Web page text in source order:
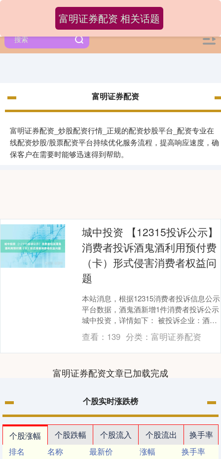
富明证券配资
富明证券配资_炒股配资行情_正规的配资炒股平台_配资专业在
线配资炒股/股票配资平台持续优化服务流程，提高响应速度，确
保客户在需要时能够迅速得到帮助。
富明证券配资 相关话题
城中投资 【12315投诉公示】
消费者投诉酒鬼酒利用预付费
（卡）形式侵害消费者权益问
题
本站消息，根据12315消费者投诉信息公示
平台数据，酒鬼酒新增1件消费者投诉公示
城中投资，详情如下： 被投诉企业：酒鬼
酒股份有限公司投诉基本信息：2025年
04....
查看： 139 分类： 富明证券配资
富明证券配资文章已加载完成
个股实时涨跌榜
个股涨幅 个股跌幅 个股流入 个股流出
换手率
排名
名称 最新价 涨幅
换手率